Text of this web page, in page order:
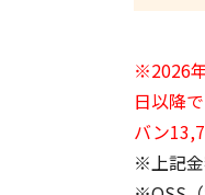
※2026
日以降
バン
※上記金